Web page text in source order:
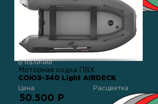
В наличии
Моторная лодка ПВХ
СОЮЗ-340 Light AIRDECK
Расцветка
Цена
50.500 Р